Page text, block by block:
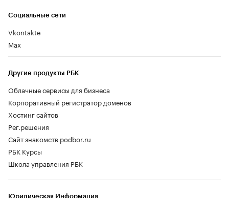
Социальные сети
Vkontakte
Max
Другие продукты РБК
Облачные сервисы для бизнеса
Корпоративный регистратор доменов
Хостинг сайтов
Рег.решения
Сайт знакомств podbor.ru
РБК Курсы
Школа управления РБК
Юридическая Информация